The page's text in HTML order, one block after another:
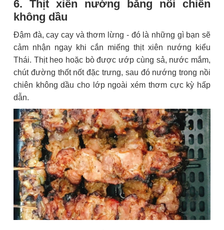
6. Thịt xiên nướng bằng nồi chiên
không dầu
Đậm đà, cay cay và thơm lừng - đó là những gì bạn sẽ
cảm nhận ngay khi cắn miếng thịt xiên nướng kiểu
Thái. Thịt heo hoặc bò được ướp cùng sả, nước mắm,
chút đường thốt nốt đặc trưng, sau đó nướng trong nồi
chiên không dầu cho lớp ngoài xém thơm cực kỳ hấp
dẫn.